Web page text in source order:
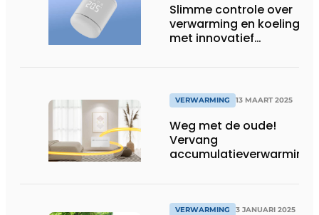
Slimme controle over
verwarming en koeling
met innovatief
VERWARMING 13 MAART 2025
Weg met de oude!
Vervang
accumulatieverwarming
VERWARMING 3 JANUARI 2025